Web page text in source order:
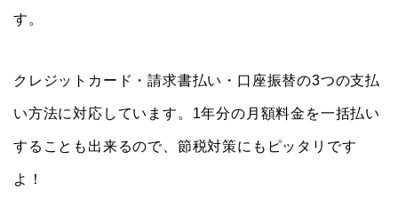
す。
クレジットカード・請求書払い・口座振替の3つの支払
い方法に対応しています。1年分の月額料金を一括払い
することも出来るので、節税対策にもピッタリです
よ！